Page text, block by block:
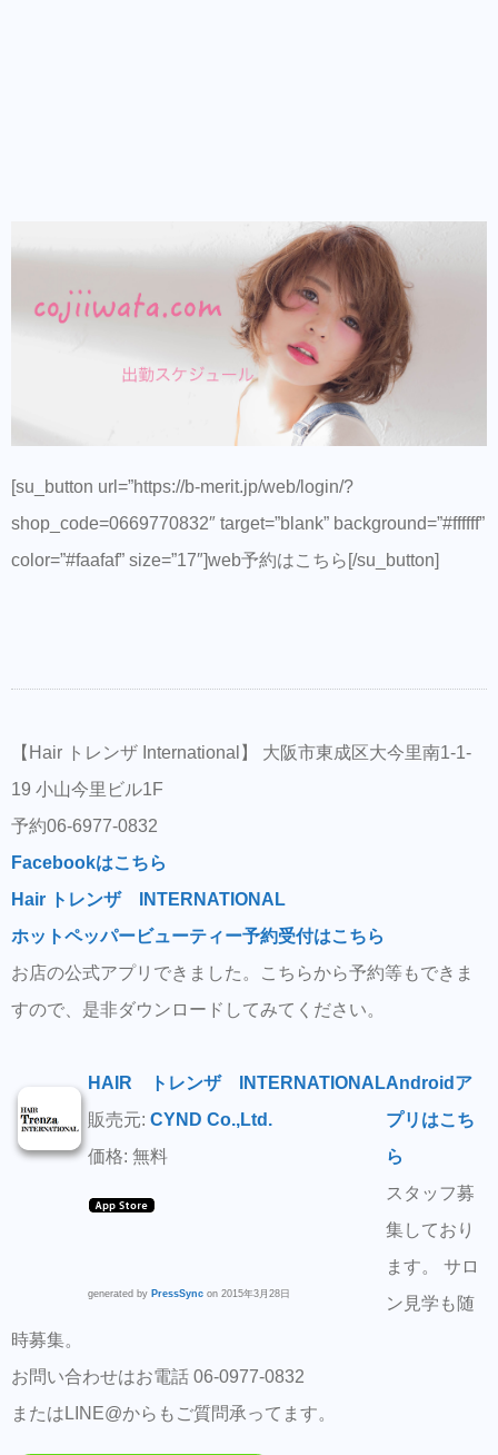
[su_button url=”https://b-merit.jp/web/login/?
shop_code=0669770832″ target=”blank” background=”#ffffff”
color=”#faafaf” size=”17″]web予約はこちら[/su_button]
【Hair トレンザ International】 大阪市東成区大今里南1-1-
19 小山今里ビル1F
予約06-6977-0832
Facebookはこちら
Hair トレンザ INTERNATIONAL
ホットペッパービューティー予約受付はこちら
お店の公式アプリできました。こちらから予約等もできま
すので、是非ダウンロードしてみてください。
HAIR トレンザ INTERNATIONAL
販売元: CYND Co.,Ltd.
価格: 無料
generated by PressSync on 2015年3月28日
Androidア
プリはこち
ら
スタッフ募
集しており
ます。 サロ
ン見学も随
時募集。
お問い合わせはお電話 06-0977-0832
またはLINE@からもご質問承ってます。